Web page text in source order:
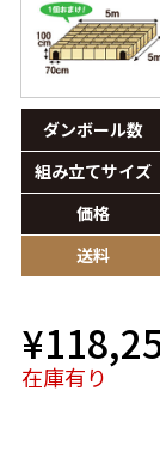
ダンボール数
組み立てサイズ
価格
送料
在庫有り